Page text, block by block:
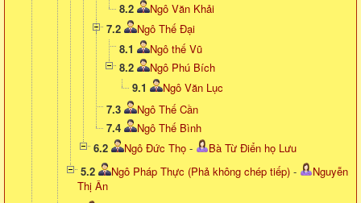
8.2
Ngô Văn Khải
7.2
Ngô Thế Đại
8.1
Ngô thế Vũ
8.2
Ngô Phú Bích
9.1
Ngô Văn Lục
7.3
Ngô Thế Cần
7.4
Ngô Thế Bình
6.2
Ngô Đức Thọ -
Bà Từ Điển họ Lưu
5.2
Ngô Pháp Thực (Phả không chép tiếp) -
Nguyễn
Thị Ân